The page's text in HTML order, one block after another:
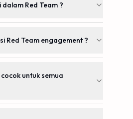
Red Team ?
Red Team engagement ?
untuk semua